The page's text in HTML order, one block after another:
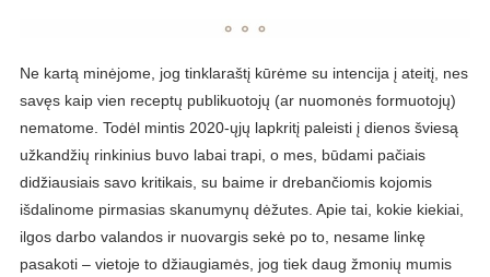
Ne kartą minėjome, jog tinklaraštį kūrėme su intencija į ateitį, nes
savęs kaip vien receptų publikuotojų (ar nuomonės formuotojų)
nematome. Todėl mintis 2020-ųjų lapkritį paleisti į dienos šviesą
užkandžių rinkinius buvo labai trapi, o mes, būdami pačiais
didžiausiais savo kritikais, su baime ir drebančiomis kojomis
išdalinome pirmasias skanumynų dėžutes. Apie tai, kokie kiekiai,
ilgos darbo valandos ir nuovargis sekė po to, nesame linkę
pasakoti – vietoje to džiaugiamės, jog tiek daug žmonių mumis